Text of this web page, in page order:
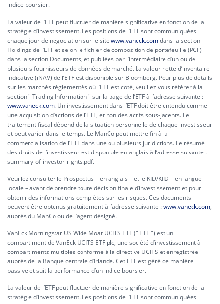
indice boursier.
La valeur de l’ETF peut fluctuer de manière significative en fonction de la
stratégie d’investissement. Les positions de l’ETF sont communiquées
chaque jour de négociation sur le site www.vaneck.comdans la section
Holdings de l’ETF et selon le fichier de composition de portefeuille (PCF)
dans la section Documents, et publiées par l’intermédiaire d’un ou de
plusieurs fournisseurs de données de marché. La valeur nette d’inventaire
indicative (iNAV) de l’ETF est disponible sur Bloomberg. Pour plus de détails
sur les marchés réglementés où l’ETF est coté, veuillez vous référer à la
section " Trading Information " sur la page de l’ETF à l’adresse suivante :
www.vaneck.com. Un investissement dans l’ETF doit être entendu comme
une acquisition d’actions de l’ETF, et non des actifs sous-jacents. Le
traitement fiscal dépend de la situation personnelle de chaque investisseur
et peut varier dans le temps. Le ManCo peut mettre fin à la
commercialisation de l’ETF dans une ou plusieurs juridictions. Le résumé
des droits de l’investisseur est disponible en anglais à l’adresse suivante :
summary-of-investor-rights.pdf.
Veuillez consulter le Prospectus – en anglais – et le KID/KIID – en langue
locale – avant de prendre toute décision finale d’investissement et pour
obtenir des informations complètes sur les risques. Ces documents
peuvent être obtenus gratuitement à l’adresse suivante :www.vaneck.com,
auprès du ManCo ou de l’agent désigné.
VanEck Morningstar US Wide Moat UCITS ETF (" ETF ") est un
compartiment de VanEck UCITS ETF plc, une société d’investissement à
compartiments multiples conforme à la directive UCITS et enregistrée
auprès de la Banque centrale d’Irlande. Cet ETF est géré de manière
passive et suit la performance d’un indice boursier.
La valeur de l’ETF peut fluctuer de manière significative en fonction de la
stratégie d’investissement. Les positions de l’ETF sont communiquées